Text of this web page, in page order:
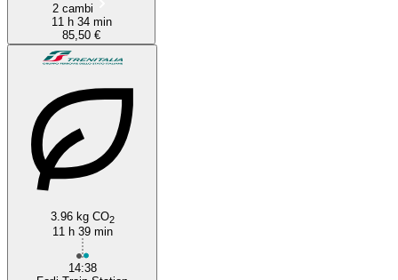
2 cambi
11 h 34 min
85,50 €
3.96 kg CO2
11 h 39 min
14:38